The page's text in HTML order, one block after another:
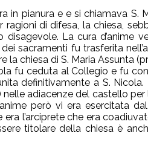
in pianura e e si chiamava S.
di difesa, la chiesa,
La cura d’anime
sacramenti fu trasferita
la chiesa di S. Maria Assunta
fu ceduta al Collegio e fu
definitivamente a S. Nicola.
adiacenze del castello per
però vi era esercitata
l’arciprete che era
titolare della chiesa è